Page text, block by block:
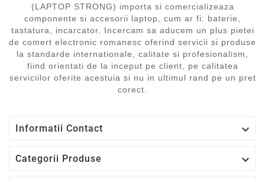
(LAPTOP STRONG) importa si comercializeaza
componente si accesorii laptop, cum ar fi: baterie,
tastatura, incarcator. Incercam sa aducem un plus pietei
de comert electronic romanesc oferind servicii si produse
la standarde internationale, calitate si profesionalism,
fiind orientati de la inceput pe client, pe calitatea
serviciilor oferite acestuia si nu in ultimul rand pe un pret
corect.
Informatii Contact 
Categorii Produse 